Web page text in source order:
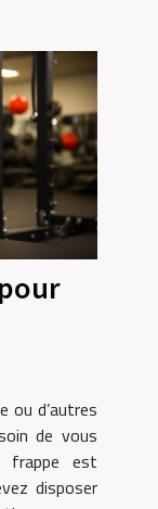
ou d’autres
de vous
frappe est
disposer